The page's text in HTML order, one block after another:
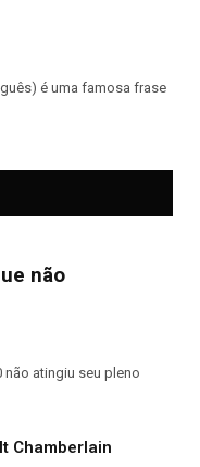
é uma famosa frase
não
atingiu seu pleno
Chamberlain